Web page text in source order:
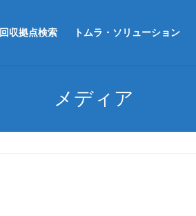
回収拠点検索 トムラ・ソリューション
メディア